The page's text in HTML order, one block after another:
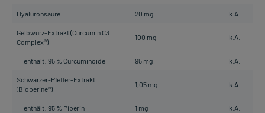
Hyaluronsäure 20 mg k.A.
Gelbwurz-Extrakt (Curcumin C3
Complex®)
100 mg k.A.
enthält: 95 % Curcuminoide 95 mg k.A.
Schwarzer-Pfeffer-Extrakt
(Bioperine®)
1,05 mg k.A.
enthält: 95 % Piperin 1 mg k.A.